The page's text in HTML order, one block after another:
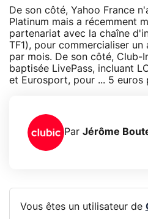
De son côté, Yahoo France
Platinum mais a récemment
partenariat avec la chaîne
TF1), pour commercialiser un
par mois. De son côté, Club-
baptisée LivePass, incluant
et Eurosport, pour ... 5 euros
Par Jérôme
Vous êtes un utilisateur de